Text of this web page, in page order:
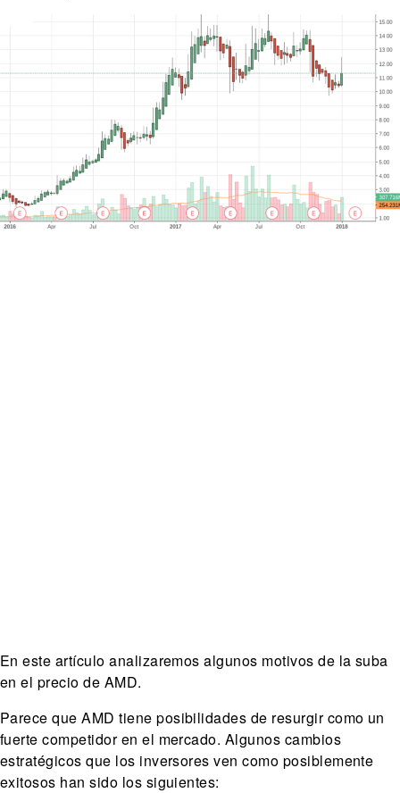
En este artículo analizaremos algunos motivos de la suba
en el precio de AMD.
Parece que AMD tiene posibilidades de resurgir como un
fuerte competidor en el mercado. Algunos cambios
estratégicos que los inversores ven como posiblemente
exitosos han sido los siguientes: